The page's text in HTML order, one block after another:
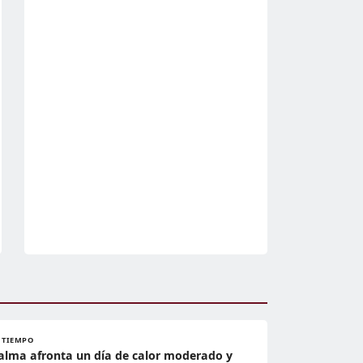
TIEMPO
afronta un día de calor moderado y